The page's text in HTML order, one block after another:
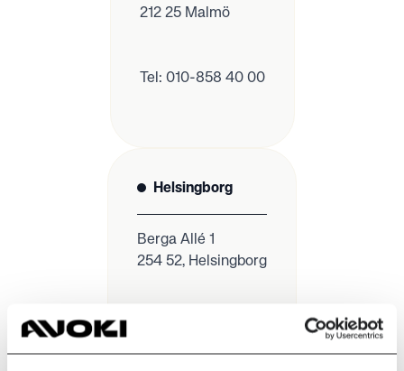
212 25 Malmö
Tel: 010-858 40 00
Helsingborg
Berga Allé 1
254 52, Helsingborg